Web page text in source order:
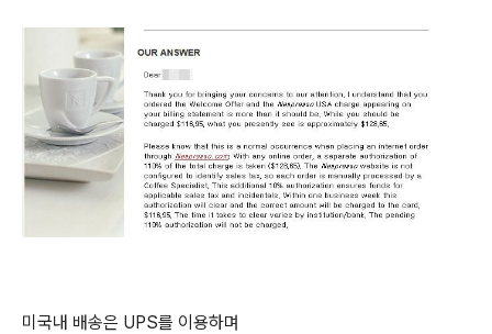
미국내 배송은 UPS를 이용하며